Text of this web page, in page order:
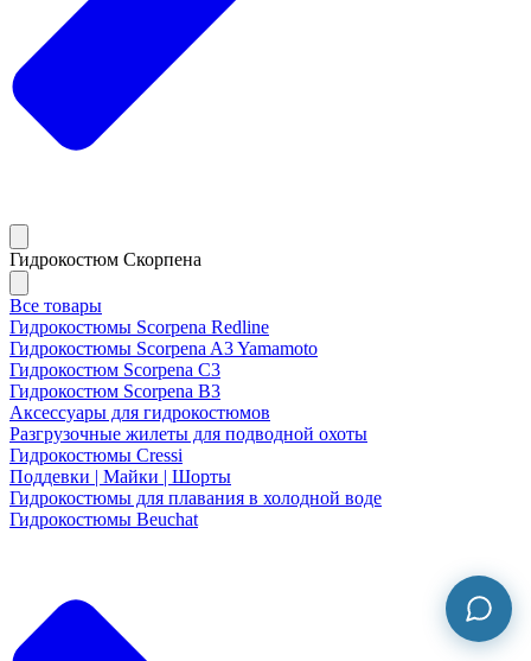
Гидрокостюм Скорпена
Все товары
Гидрокостюмы Scorpena Redline
Гидрокостюмы Scorpena A3 Yamamoto
Гидрокостюм Scorpena C3
Гидрокостюм Scorpena B3
Аксессуары для гидрокостюмов
Разгрузочные жилеты для подводной охоты
Гидрокостюмы Cressi
Поддевки | Майки | Шорты
Гидрокостюмы для плавания в холодной воде
Гидрокостюмы Beuchat